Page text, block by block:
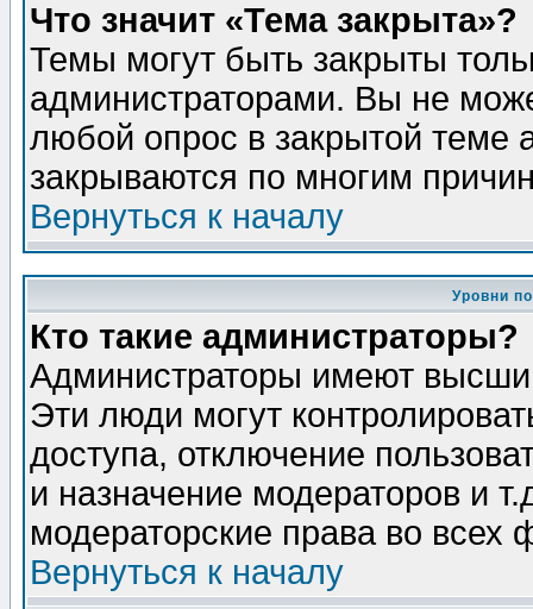
Что значит «Тема закрыта»?
Темы могут быть закрыты
администраторами. Вы не
любой опрос в закрытой теме
закрываются по многим
Вернуться к началу
Уровни
Кто такие администраторы?
Администраторы имеют
Эти люди могут
доступа, отключение
и назначение модераторов и
модераторские права во всех
Вернуться к началу